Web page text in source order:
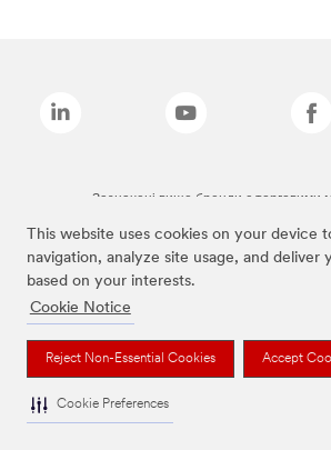
This website uses cookies on your device
navigation, analyze site usage, and deliver
based on your interests.
Cookie Notice
Reject Non-Essential Cookies Accept
Cookie Preferences
Зазначені вище бренди є торговими